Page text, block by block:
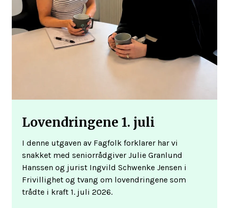
Lovendringene 1. juli
I denne utgaven av Fagfolk forklarer har vi
snakket med seniorrådgiver Julie Granlund
Hanssen og jurist Ingvild Schwenke Jensen i
Frivillighet og tvang om lovendringene som
trådte i kraft 1. juli 2026.